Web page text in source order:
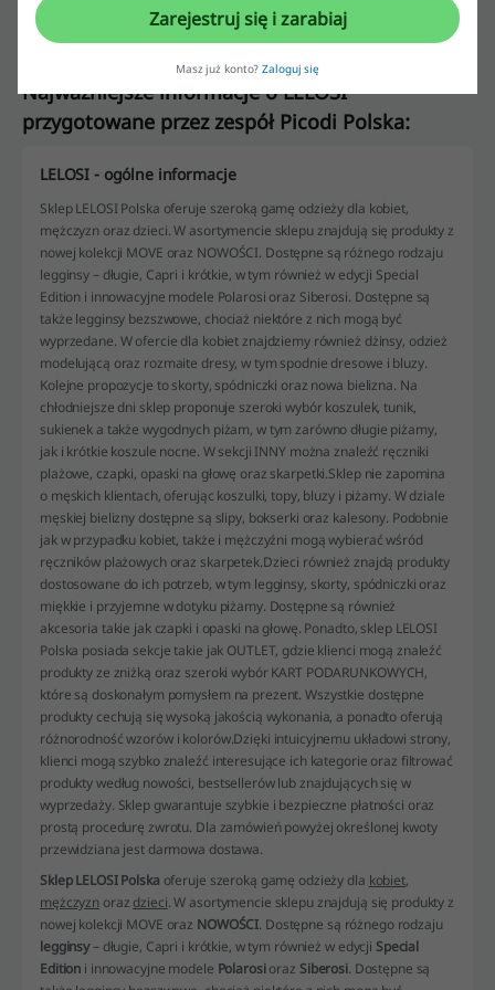
Najważniejsze informacje o LELOSI
przygotowane przez zespół Picodi Polska:
LELOSI - ogólne informacje
Sklep LELOSI Polska oferuje szeroką gamę odzieży dla kobiet,
mężczyzn oraz dzieci. W asortymencie sklepu znajdują się produkty z
nowej kolekcji MOVE oraz NOWOŚCI. Dostępne są różnego rodzaju
legginsy – długie, Capri i krótkie, w tym również w edycji Special
Edition i innowacyjne modele Polarosi oraz Siberosi. Dostępne są
także legginsy bezszwowe, chociaż niektóre z nich mogą być
wyprzedane. W ofercie dla kobiet znajdziemy również dżinsy, odzież
modelującą oraz rozmaite dresy, w tym spodnie dresowe i bluzy.
Kolejne propozycje to skorty, spódniczki oraz nowa bielizna. Na
chłodniejsze dni sklep proponuje szeroki wybór koszulek, tunik,
sukienek a także wygodnych piżam, w tym zarówno długie piżamy,
jak i krótkie koszule nocne. W sekcji INNY można znaleźć ręczniki
plażowe, czapki, opaski na głowę oraz skarpetki.Sklep nie zapomina
o męskich klientach, oferując koszulki, topy, bluzy i piżamy. W dziale
męskiej bielizny dostępne są slipy, bokserki oraz kalesony. Podobnie
jak w przypadku kobiet, także i mężczyźni mogą wybierać wśród
ręczników plażowych oraz skarpetek.Dzieci również znajdą produkty
dostosowane do ich potrzeb, w tym legginsy, skorty, spódniczki oraz
miękkie i przyjemne w dotyku piżamy. Dostępne są również
akcesoria takie jak czapki i opaski na głowę. Ponadto, sklep LELOSI
Polska posiada sekcje takie jak OUTLET, gdzie klienci mogą znaleźć
produkty ze zniżką oraz szeroki wybór KART PODARUNKOWYCH,
które są doskonałym pomysłem na prezent. Wszystkie dostępne
produkty cechują się wysoką jakością wykonania, a ponadto oferują
różnorodność wzorów i kolorów.Dzięki intuicyjnemu układowi strony,
klienci mogą szybko znaleźć interesujące ich kategorie oraz filtrować
produkty według nowości, bestsellerów lub znajdujących się w
wyprzedaży. Sklep gwarantuje szybkie i bezpieczne płatności oraz
prostą procedurę zwrotu. Dla zamówień powyżej określonej kwoty
przewidziana jest darmowa dostawa.
Sklep LELOSI Polska oferuje szeroką gamę odzieży dla kobiet,
mężczyzn oraz dzieci. W asortymencie sklepu znajdują się produkty z
nowej kolekcji MOVE oraz NOWOŚCI. Dostępne są różnego rodzaju
legginsy– długie, Capri i krótkie, w tym również w edycji Special
Edition i innowacyjne modele Polarosioraz Siberosi. Dostępne są
Zarejestruj się i zarabiaj
Masz już konto?Zaloguj się